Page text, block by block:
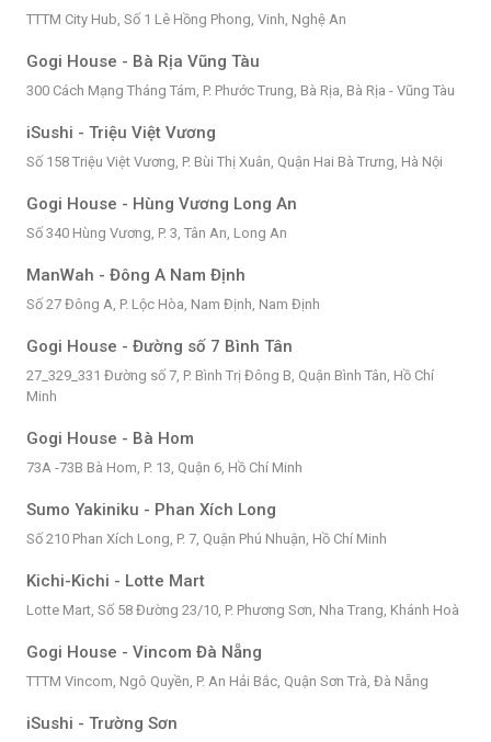
TTTM City Hub, Số 1 Lê Hồng Phong, Vinh, Nghệ An
Gogi House - Bà Rịa Vũng Tàu
300 Cách Mạng Tháng Tám, P. Phước Trung, Bà Rịa, Bà Rịa - Vũng Tàu
iSushi - Triệu Việt Vương
Số 158 Triệu Việt Vương, P. Bùi Thị Xuân, Quận Hai Bà Trưng, Hà Nội
Gogi House - Hùng Vương Long An
Số 340 Hùng Vương, P. 3, Tân An, Long An
ManWah - Đông A Nam Định
Số 27 Đông A, P. Lộc Hòa, Nam Định, Nam Định
Gogi House - Đường số 7 Bình Tân
27_329_331 Đường số 7, P. Bình Trị Đông B, Quận Bình Tân, Hồ Chí
Minh
Gogi House - Bà Hom
73A -73B Bà Hom, P. 13, Quận 6, Hồ Chí Minh
Sumo Yakiniku - Phan Xích Long
Số 210 Phan Xích Long, P. 7, Quận Phú Nhuận, Hồ Chí Minh
Kichi-Kichi - Lotte Mart
Lotte Mart, Số 58 Đường 23/10, P. Phương Sơn, Nha Trang, Khánh Hoà
Gogi House - Vincom Đà Nẵng
TTTM Vincom, Ngô Quyền, P. An Hải Bắc, Quận Sơn Trà, Đà Nẵng
iSushi - Trường Sơn